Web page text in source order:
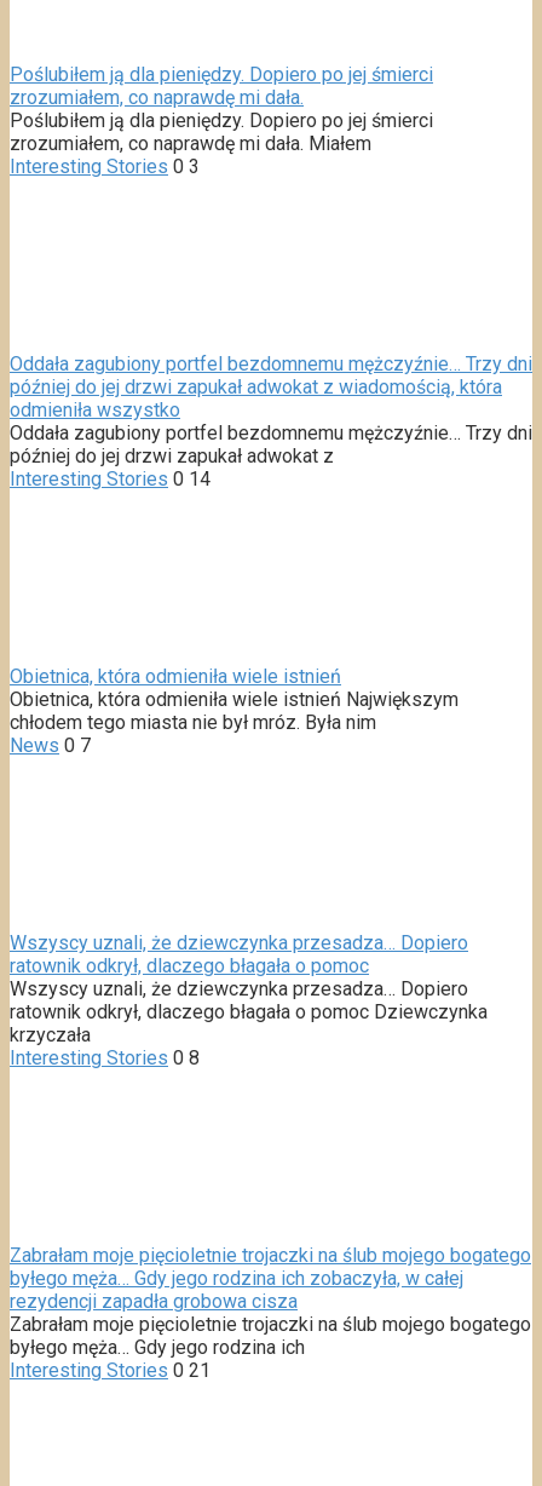
Poślubiłem ją dla pieniędzy. Dopiero po jej śmierci
zrozumiałem, co naprawdę mi dała.
Poślubiłem ją dla pieniędzy. Dopiero po jej śmierci
zrozumiałem, co naprawdę mi dała. Miałem
Interesting Stories 0 3
Oddała zagubiony portfel bezdomnemu mężczyźnie… Trzy dni
później do jej drzwi zapukał adwokat z wiadomością, która
odmieniła wszystko
Oddała zagubiony portfel bezdomnemu mężczyźnie… Trzy dni
później do jej drzwi zapukał adwokat z
Interesting Stories 0 14
Obietnica, która odmieniła wiele istnień
Obietnica, która odmieniła wiele istnień Największym
chłodem tego miasta nie był mróz. Była nim
News 0 7
Wszyscy uznali, że dziewczynka przesadza… Dopiero
ratownik odkrył, dlaczego błagała o pomoc
Wszyscy uznali, że dziewczynka przesadza… Dopiero
ratownik odkrył, dlaczego błagała o pomoc Dziewczynka
krzyczała
Interesting Stories 0 8
Zabrałam moje pięcioletnie trojaczki na ślub mojego bogatego
byłego męża… Gdy jego rodzina ich zobaczyła, w całej
rezydencji zapadła grobowa cisza
Zabrałam moje pięcioletnie trojaczki na ślub mojego bogatego
byłego męża… Gdy jego rodzina ich
Interesting Stories 0 21